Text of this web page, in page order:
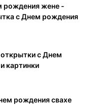
рождения жене -
с Днем рождения
с Днем
картинки
рождения свахе